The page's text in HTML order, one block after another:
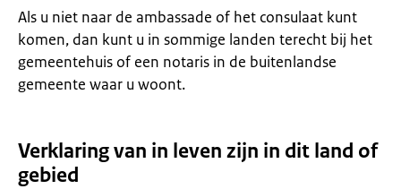
Als u niet naar de ambassade of het consulaat kunt
komen, dan kunt u in sommige landen terecht bij het
gemeentehuis of een notaris in de buitenlandse
gemeente waar u woont.
Verklaring van in leven zijn in dit land of
gebied